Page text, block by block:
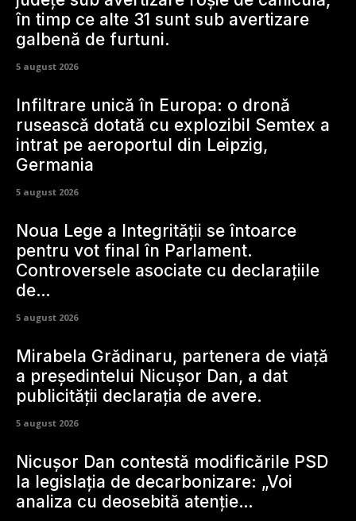
în timp ce alte 31 sunt sub avertizare
galbenă de furtuni.
5 august 2026
Infiltrare unică în Europa: o dronă
rusească dotată cu explozibil Semtex a
intrat pe aeroportul din Leipzig,
Germania
5 august 2026
Noua Lege a Integrității se întoarce
pentru vot final în Parlament.
Controversele asociate cu declarațiile
de…
5 august 2026
Mirabela Grădinaru, partenera de viață
a președintelui Nicușor Dan, a dat
publicității declarația de avere.
5 august 2026
Nicușor Dan contestă modificările PSD
la legislația de decarbonizare: „Voi
analiza cu deosebită atenție…